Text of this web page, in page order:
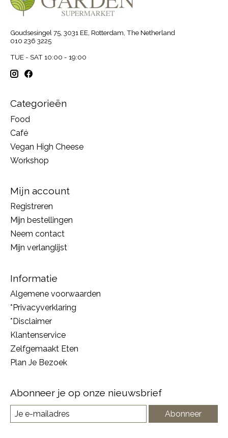
Goudsesingel 75, 3031 EE, Rotterdam, The Netherland
010 236 3225
TUE - SAT 10:00 - 19:00
Categorieën
Food
Café
Vegan High Cheese
Workshop
Mijn account
Registreren
Mijn bestellingen
Neem contact
Mijn verlanglijst
Informatie
Algemene voorwaarden
*Privacyverklaring
*Disclaimer
Klantenservice
Zelfgemaakt Eten
Plan Je Bezoek
Abonneer je op onze nieuwsbrief
Abonneer